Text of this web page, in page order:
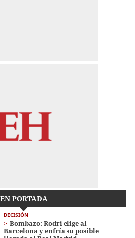
EN PORTADA
DECISIÓN
Bombazo: Rodri elige al
Barcelona y enfría su posible